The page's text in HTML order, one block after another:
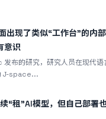
出现了类似“工作台”的内
意识
布的研究，研究人员在现代语
J-space...
“租”AI模型，但自己部署